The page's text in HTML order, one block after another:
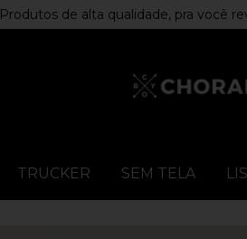
Produtos de alta qualidade, pra você
TRUCKER SEM TELA